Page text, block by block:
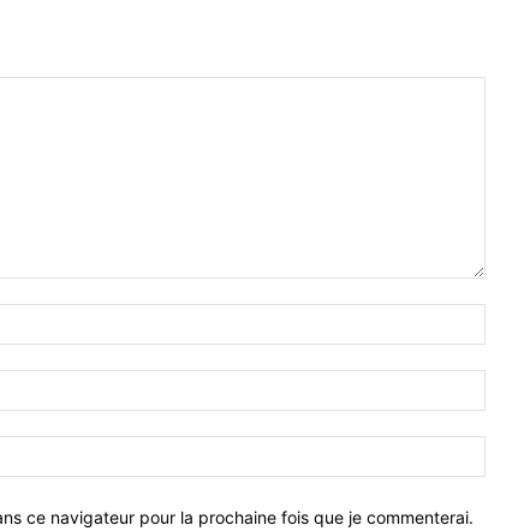
ce navigateur pour la prochaine fois que je commenterai.